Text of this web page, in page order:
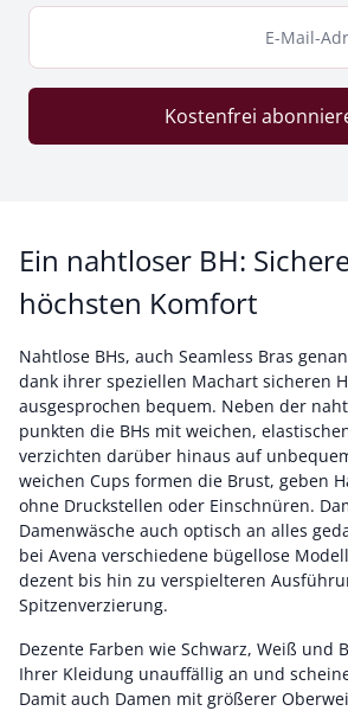
E-Mail-
Kostenfrei
Ein nahtloser BH:
höchsten Komfort
Nahtlose BHs, auch Seamless Bras
dank ihrer speziellen Machart sicheren
ausgesprochen bequem. Neben der
punkten die BHs mit weichen,
verzichten darüber hinaus auf
weichen Cups formen die Brust, geben
ohne Druckstellen oder Einschnüren.
Damenwäsche auch optisch an alles
bei Avena verschiedene bügellose
dezent bis hin zu verspielteren
Spitzenverzierung.
Dezente Farben wie Schwarz, Weiß und
Ihrer Kleidung unauffällig an und
Damit auch Damen mit größerer